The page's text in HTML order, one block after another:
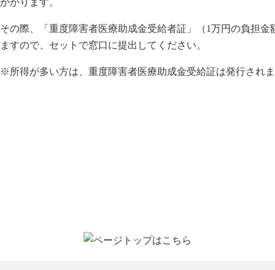
かかります。
その際、「重度障害者医療助成金受給者証」（1万円の負担
ますので、セットで窓口に提出してください。
※所得が多い方は、重度障害者医療助成金受給証は発行され